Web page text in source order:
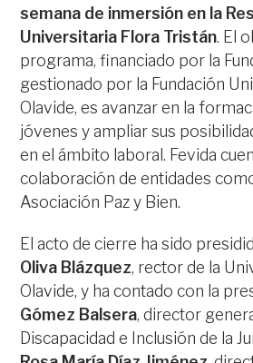
semana de inmersión en la
Universitaria Flora Tristán. El
programa, financiado por la
gestionado por la Fundación
Olavide, es avanzar en la
jóvenes y ampliar sus
en el ámbito laboral. Fevida
colaboración de entidades
Asociación Paz y Bien.
El acto de cierre ha sido
Oliva Blázquez, rector de la
Olavide, y ha contado con la
Gómez Balsera, director
Discapacidad e Inclusión de la